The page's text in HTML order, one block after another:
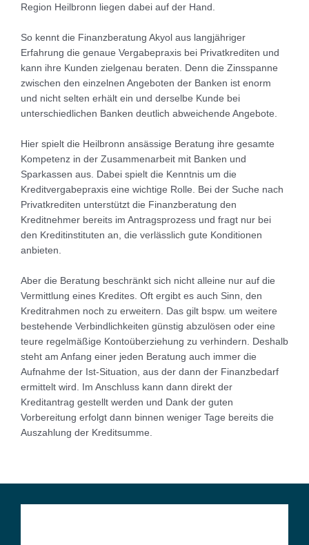
Region Heilbronn liegen dabei auf der Hand.
So kennt die Finanzberatung Akyol aus langjähriger
Erfahrung die genaue Vergabepraxis bei Privatkrediten und
kann ihre Kunden zielgenau beraten. Denn die Zinsspanne
zwischen den einzelnen Angeboten der Banken ist enorm
und nicht selten erhält ein und derselbe Kunde bei
unterschiedlichen Banken deutlich abweichende Angebote.
Hier spielt die Heilbronn ansässige Beratung ihre gesamte
Kompetenz in der Zusammenarbeit mit Banken und
Sparkassen aus. Dabei spielt die Kenntnis um die
Kreditvergabepraxis eine wichtige Rolle. Bei der Suche nach
Privatkrediten unterstützt die Finanzberatung den
Kreditnehmer bereits im Antragsprozess und fragt nur bei
den Kreditinstituten an, die verlässlich gute Konditionen
anbieten.
Aber die Beratung beschränkt sich nicht alleine nur auf die
Vermittlung eines Kredites. Oft ergibt es auch Sinn, den
Kreditrahmen noch zu erweitern. Das gilt bspw. um weitere
bestehende Verbindlichkeiten günstig abzulösen oder eine
teure regelmäßige Kontoüberziehung zu verhindern. Deshalb
steht am Anfang einer jeden Beratung auch immer die
Aufnahme der Ist-Situation, aus der dann der Finanzbedarf
ermittelt wird. Im Anschluss kann dann direkt der
Kreditantrag gestellt werden und Dank der guten
Vorbereitung erfolgt dann binnen weniger Tage bereits die
Auszahlung der Kreditsumme.